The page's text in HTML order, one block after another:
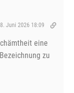
Juni 2026 18:09
eine
zu